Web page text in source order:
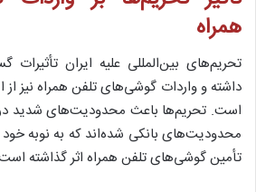
همراه
تحریم‌های بین‌المللی علیه ایران تأثیرات
داشته و واردات گوشی‌های تلفن همراه نیز از
است. تحریم‌ها باعث محدودیت‌های شدید
محدودیت‌های بانکی شده‌اند که به نوبه خود
تأمین گوشی‌های تلفن همراه اثر گذاشته